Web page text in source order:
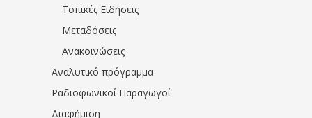
Τοπικές Ειδήσεις
Μεταδόσεις
Ανακοινώσεις
Αναλυτικό πρόγραμμα
Ραδιοφωνικοί Παραγωγοί
Διαφήμιση